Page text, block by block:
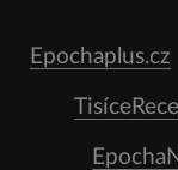
Epochaplus.cz